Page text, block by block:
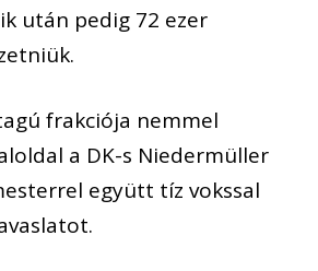
után pedig 72 ezer
frakciója nemmel
a DK-s Niedermüller
együtt tíz vokssal